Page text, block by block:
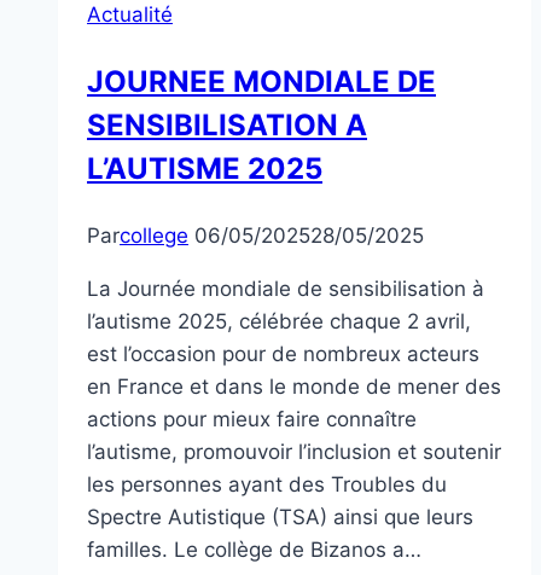
Actualité
JOURNEE MONDIALE DE
SENSIBILISATION A
L’AUTISME 2025
Parcollege 06/05/202528/05/2025
La Journée mondiale de sensibilisation à
l’autisme 2025, célébrée chaque 2 avril,
est l’occasion pour de nombreux acteurs
en France et dans le monde de mener des
actions pour mieux faire connaître
l’autisme, promouvoir l’inclusion et soutenir
les personnes ayant des Troubles du
Spectre Autistique (TSA) ainsi que leurs
familles. Le collège de Bizanos a…